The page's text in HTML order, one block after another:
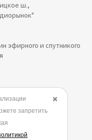
ш.,
эфирного и спутникого
данных
программами
✖️
запретить